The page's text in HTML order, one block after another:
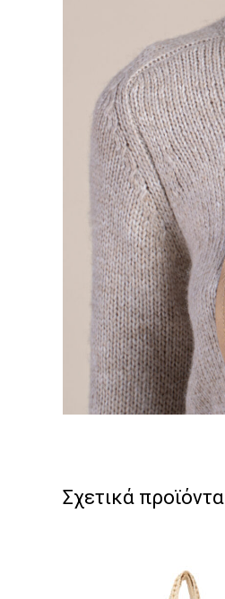
Σχετικά προϊόντα